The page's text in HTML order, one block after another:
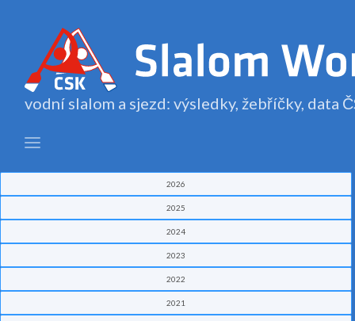
vodní slalom a sjezd: výsledky, žebříčky, data
2026
2025
2024
2023
2022
2021